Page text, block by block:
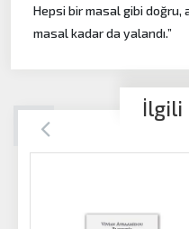
Hepsi bir masal gibi doğru,
masal kadar da yalandı.”
İlgili